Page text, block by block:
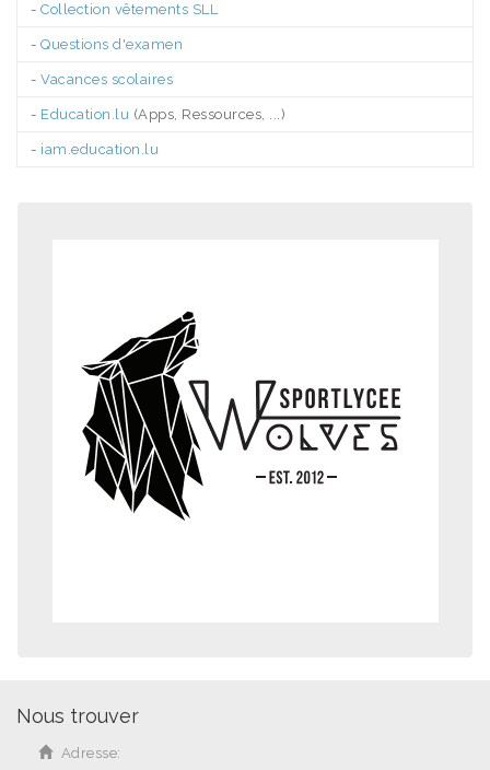
- Collection vêtements SLL
- Questions d'examen
- Vacances scolaires
- Education.lu (Apps, Ressources, ...)
- iam.education.lu
Nous trouver
Adresse: